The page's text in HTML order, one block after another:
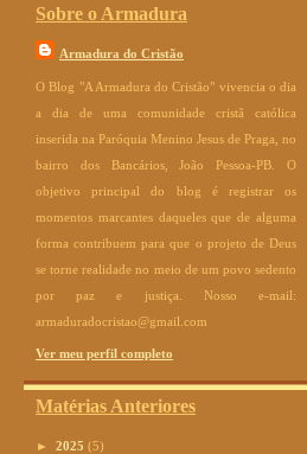
Sobre o Armadura
Armadura do Cristão
O Blog "A Armadura do Cristão" vivencia o dia
a dia de uma comunidade cristã católica
inserida na Paróquia Menino Jesus de Praga, no
bairro dos Bancários, João Pessoa-PB. O
objetivo principal do blog é registrar os
momentos marcantes daqueles que de alguma
forma contribuem para que o projeto de Deus
se torne realidade no meio de um povo sedento
por paz e justiça. Nosso e-mail:
armaduradocristao@gmail.com
Ver meu perfil completo
Matérias Anteriores
► 2025 (5)